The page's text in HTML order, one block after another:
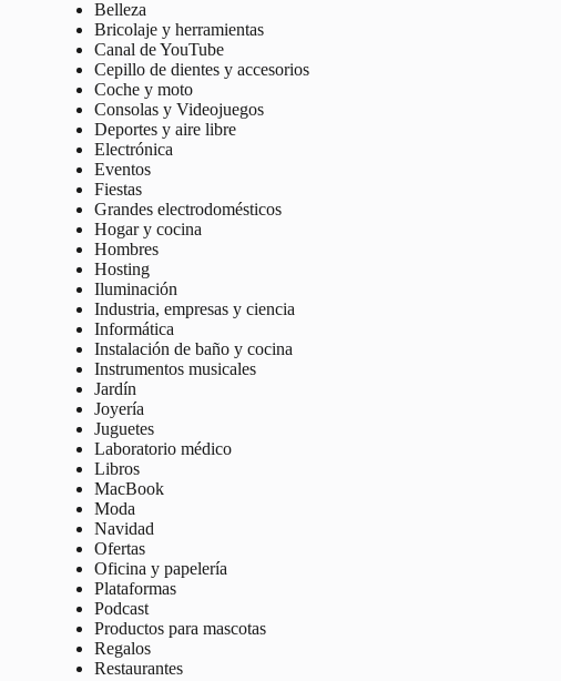
Belleza
Bricolaje y herramientas
Canal de YouTube
Cepillo de dientes y accesorios
Coche y moto
Consolas y Videojuegos
Deportes y aire libre
Electrónica
Eventos
Fiestas
Grandes electrodomésticos
Hogar y cocina
Hombres
Hosting
Iluminación
Industria, empresas y ciencia
Informática
Instalación de baño y cocina
Instrumentos musicales
Jardín
Joyería
Juguetes
Laboratorio médico
Libros
MacBook
Moda
Navidad
Ofertas
Oficina y papelería
Plataformas
Podcast
Productos para mascotas
Regalos
Restaurantes